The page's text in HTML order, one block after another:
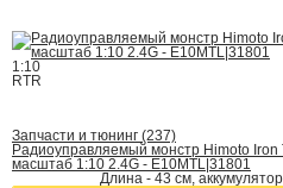
1:10
RTR
Запчасти и тюнинг (237)
Радиоуправляемый монстр Himoto Iron
масштаб 1:10 2.4G - E10MTL|31801
Длина - 43 см,